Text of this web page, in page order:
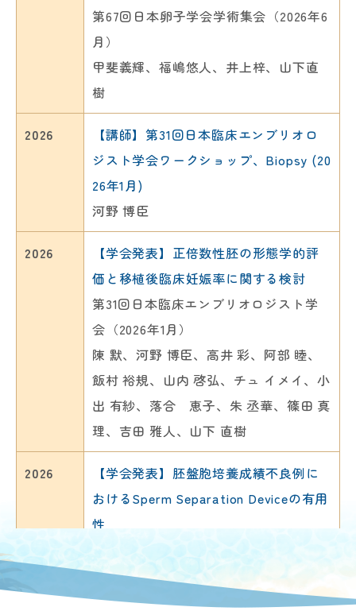
博臣
【学会発表】Trophectoderm Vesicles
発生条件の統計学的推定とAssisted Ha
tching有効性の検討
第65回日本生殖医学会学術講演会・総
会
中嶋直綱、河野博臣、甲斐義輝、高井
彩、阿部睦、飯村裕規、陳默、木暮結
侑子、吉田雅人、山下直樹
【学会発表】Conventional-IVFによる
受精の有無の短時間確認とRescue-ICSI
を併用する有用性の検討
第38回日本受精着床学会総会・学術講
演会
河野博臣、高井彩、阿部睦、飯村裕
規、中嶋直綱、陳默、木暮結侑子、吉
田雅人、山下直樹
【講師】「ピエゾICSI ワークショッ
プ」
第25回日本臨床エンブリオロジスト学
会
河野博臣
1年11月）
甲斐義輝、河野博臣、山下直樹
【学会発表】Spindle localization ICSI
はICSI後の胚培養成績を安定させる
第66回日本生殖医学会学術講演会（202
1年11月）
河野 博臣、高井 彩、阿部 睦、飯村 裕
規、中嶋 直綱、陳 默、越智 梓、篠田
真理、吉田 雅人、山下 直樹
【学会発表】AMH値が正常域（1-7ng/
ml）にある患者の理想的な採卵卵子数4
-5個を実現するための低刺激排卵誘発
法の検討
第66回日本生殖医学会学術講演会（202
1年11月）
山下直樹、吉田 雅人、篠田 真理、中嶋
直綱、河野 博臣
【学会発表】ヒト・マウス間における
第一卵割時の紡錘体形成過程の比較解
析
第39回日本受精着床学会学術講演会（2
021年7月Zoomライブ配信）
2年11月）
甲斐義輝、河野博臣、山下直樹
【学会発表】Direct cleavage が認めら
れた胚の培養成績および移植成績に関
する検討
第67回日本生殖医学会学術講演会（202
2年11月）
河野博臣、高井彩、阿部睦、飯村裕
規、中嶋直綱、陳默、越智梓、篠田真
理、吉田雅人、山下直樹
【論文】胚培養環境に対する検体管理
用ラベルの影響に関する検討
”Examination of the use of labels for
specimen management in culture envir
onment”
日本臨床エンブリオロジスト学会雑
誌 Vol.24,1-8,2022
河野博臣、山下直樹
2022
【学会発表】妊娠予測に基づくヒト胚
盤胞の栄養外胚葉および内部細胞塊の
トランスクリプトーム解析
第40回日本受精着床学会学術講演会（2
【パネリスト】第二回胚評価ラウンド
テーブルディスカッション、ESフォー
ラム（2023年12月）
河野博臣
【学会発表】卵胞液中の卵胞刺激ホル
モン、プール化して見るか？個別に見
るか？～卵子発育環境から卵子の質に
関わる因子を探索するための予備検討
～
第68回日本生殖医学会学術講演会（202
3年11月金沢）
甲斐義輝、山内啓弘、山下直樹
【学会発表】デキストラン添加凍結融
解液使用による凍結融解胚盤胞1胚移植
成績の評価
第68回日本生殖医学会学術講演会（202
3年11月金沢）
河野博臣、高井彩、阿部睦、飯村裕
規、中嶋直綱、陳默、越智梓、山内啓
弘、篠田真理、吉田雅人、山下直樹
2023
【講演】ヒト胚盤胞の発生能、母体年
阿部 睦、河野 博臣、高井 彩、飯村 裕
規、陳 默、山内 啓弘、チュ イメイ、小
出 有紗、篠田 真理、吉田 雅人、山下
直樹
2024
【学会発表】多血小板血漿における着
床関連因子の測定と臨床的妊娠率の検
討
第39回医療研究フォーラム（2024年9月
愛媛）
山内 啓弘
【学会発表】卵胞液のメタボローム解
析によるヒト卵子の質に関わる因子の
探索
第42回日本受精着床学会学術講演会（2
024年8月大阪）
甲斐 義輝、山田 秀俊、山下 直樹
2024
【学会発表】Sperm Separation Device
が効果的であった反復不成功例に関す
る報告
第42回日本受精着床学会学術講演会（2
024年8月大阪）
河野 博臣、高井 彩、阿部 睦、飯村 裕
第43回日本受精着床学会学術講演会カ
レントトピックス（2025年8月、名古
屋）
甲斐義輝
2025
【学会発表】Direct cleavage発生の予
測因子に関する検討
第43回日本受精着床学会（2025年8月、
名古屋）
河野 博臣、高井 彩、阿部 睦、飯村 裕
規、陳 默、山内 啓弘、小出 有紗、チュ
イメイ、落合 恵子、篠田 真理、吉田 雅
人、山下 直樹
【学会発表】デキストラン添加凍結融
解液を用いた凍結融解胚盤胞の移植成
績の評価
第43回日本受精着床学会（2025年8月、
名古屋）
落合 恵子、河野 博臣、高井 彩、阿部
睦、飯村 裕規、陳 默、山内 啓弘、小出
有紗、チュ イメイ、篠田 真理、吉田 雅
人、山下 直樹
2025
【学会発表】採卵時卵子の成熟度、媒
第67回日本卵子学会学術集会（2026年6
月）
甲斐義輝、福嶋悠人、井上梓、山下直
樹
2026
【講師】第31回日本臨床エンブリオロ
ジスト学会ワークショップ、Biopsy (20
26年1月)
河野 博臣
2026
【学会発表】正倍数性胚の形態学的評
価と移植後臨床妊娠率に関する検討
第31回日本臨床エンブリオロジスト学
会（2026年1月）
陳 默、河野 博臣、高井 彩、阿部 睦、
飯村 裕規、山内 啓弘、チュ イメイ、小
出 有紗、落合 恵子、朱 丞華、篠田 真
理、吉田 雅人、山下 直樹
2026
【学会発表】胚盤胞培養成績不良例に
おけるSperm Separation Deviceの有用
性
第31回日本臨床エンブリオロジスト学
会(2026年1月)
チュ イメイ、河野 博臣、高井 彩、阿部